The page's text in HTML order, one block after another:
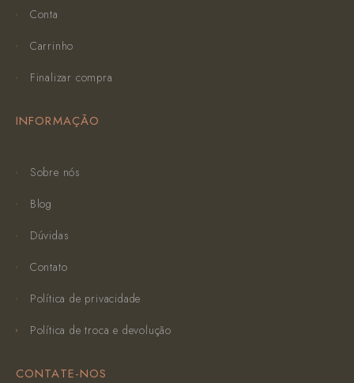
Conta
Carrinho
Finalizar compra
INFORMAÇÃO
Sobre nós
Blog
Dúvidas
Contato
Política de privacidade
Política de troca e devolução
CONTATE-NOS